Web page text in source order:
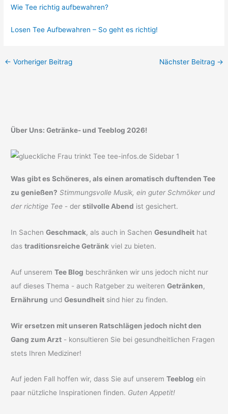
Wie Tee richtig aufbewahren?
Losen Tee Aufbewahren – So geht es richtig!
← Vorheriger Beitrag Nächster Beitrag →
Über Uns: Getränke- und Teeblog 2026!
Was gibt es Schöneres, als einen aromatisch duftenden Tee
zu genießen? Stimmungsvolle Musik, ein guter Schmöker und
der richtige Tee - derstilvolle Abend ist gesichert.
In SachenGeschmack, als auch in SachenGesundheit hat
dastraditionsreiche Getränk viel zu bieten.
Auf unseremTee Blog beschränken wir uns jedoch nicht nur
auf dieses Thema - auch Ratgeber zu weiterenGetränken,
Ernährung undGesundheit sind hier zu finden.
Wir ersetzen mit unseren Ratschlägen jedoch nicht den
Gang zum Arzt - konsultieren Sie bei gesundheitlichen Fragen
stets Ihren Mediziner!
Auf jeden Fall hoffen wir, dass Sie auf unseremTeeblog ein
paar nützliche Inspirationen finden. Guten Appetit!